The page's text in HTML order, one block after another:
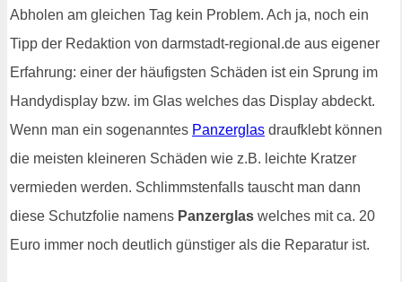
Abholen am gleichen Tag kein Problem. Ach ja, noch ein
Tipp der Redaktion von darmstadt-regional.de aus eigener
Erfahrung: einer der häufigsten Schäden ist ein Sprung im
Handydisplay bzw. im Glas welches das Display abdeckt.
Wenn man ein sogenanntes Panzerglas draufklebt können
die meisten kleineren Schäden wie z.B. leichte Kratzer
vermieden werden. Schlimmstenfalls tauscht man dann
diese Schutzfolie namens Panzerglas welches mit ca. 20
Euro immer noch deutlich günstiger als die Reparatur ist.